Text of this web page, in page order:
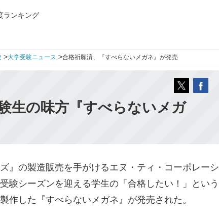
ランキング
>大学受験ニュース >合格祈願済、『すべらないメガネ』が発売
生の味方『すべらないメガ
』の製造販売を手がけるエヌ・ティ・コーポレーシ
験シーズンを迎える学生の「合格したい！」という
作した『すべらないメガネ』が発売された。